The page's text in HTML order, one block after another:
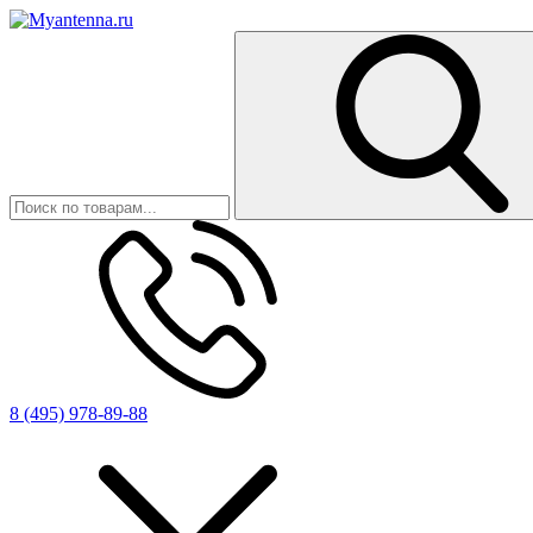
8 (495) 978-89-88